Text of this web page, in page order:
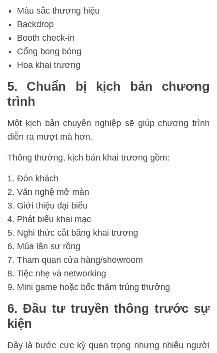
Màu sắc thương hiệu
Backdrop
Booth check-in
Cổng bong bóng
Hoa khai trương
5. Chuẩn bị kịch bản chương
trình
Một kịch bản chuyên nghiệp sẽ giúp chương trình
diễn ra mượt mà hơn.
Thông thường, kịch bản khai trương gồm:
Đón khách
Văn nghệ mở màn
Giới thiệu đại biểu
Phát biểu khai mạc
Nghi thức cắt băng khai trương
Múa lân sư rồng
Tham quan cửa hàng/showroom
Tiệc nhẹ và networking
Mini game hoặc bốc thăm trúng thưởng
6. Đầu tư truyền thông trước sự
kiện
Đây là bước cực kỳ quan trọng nhưng nhiều người